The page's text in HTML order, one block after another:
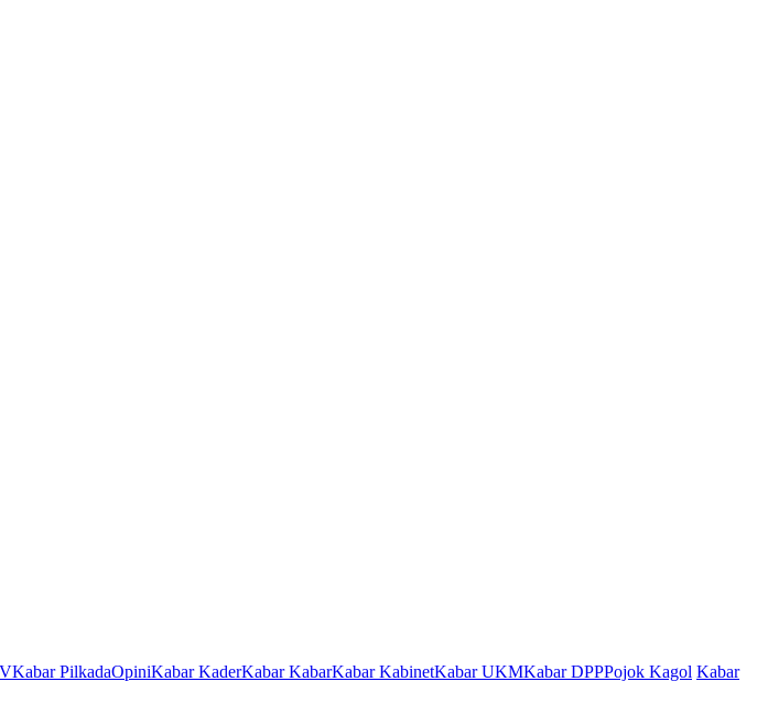
Kabar PilkadaOpiniKabar KaderKabar KabarKabar KabinetKabar UKMKabar DPPPojok Kagol Kabar